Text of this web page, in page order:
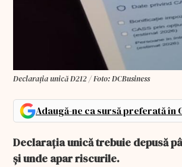
Declarația unică D212 / Foto: DCBusiness
Adaugă-ne ca sursă preferată în
Declarația unică trebuie depusă
și unde apar riscurile.